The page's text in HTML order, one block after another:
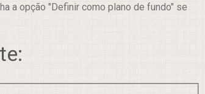
a opção "Definir como plano de fundo" se